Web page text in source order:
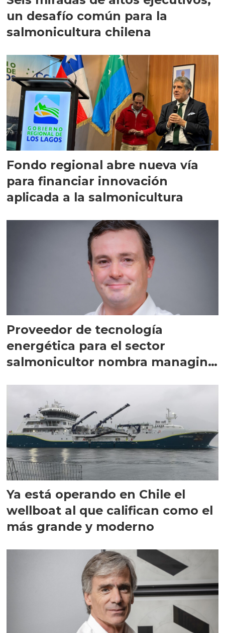
un desafío común para la
salmonicultura chilena
Fondo regional abre nueva vía
para financiar innovación
aplicada a la salmonicultura
Proveedor de tecnología
energética para el sector
salmonicultor nombra managing
Ya está operando en Chile el
wellboat al que califican como el
más grande y moderno